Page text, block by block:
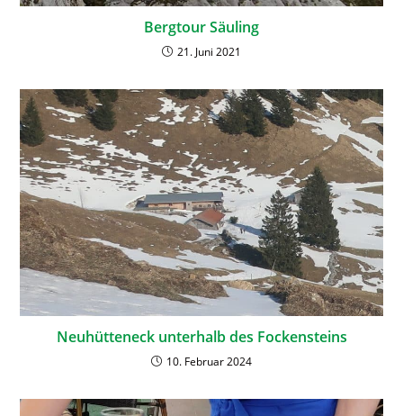
Bergtour Säuling
21. Juni 2021
Neuhütteneck unterhalb des Fockensteins
10. Februar 2024